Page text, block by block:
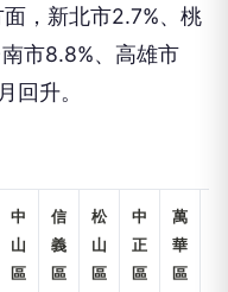
，新北市2.7%、桃
市8.8%、高雄市
回升。
中
山
區
信
義
區
松
山
區
中
正
區
萬
華
區